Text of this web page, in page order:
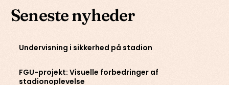
Seneste nyheder
Undervisning i sikkerhed på stadion
FGU-projekt: Visuelle forbedringer af
stadionoplevelse